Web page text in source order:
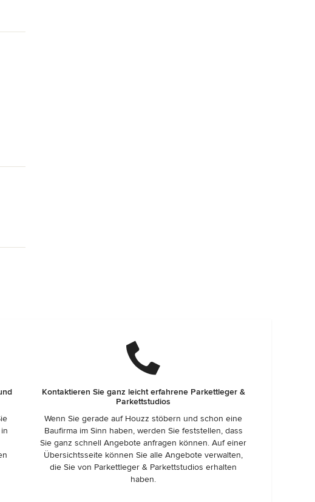
Kontaktieren Sie ganz leicht erfahrene Parkettleger &
Parkettstudios
Wenn Sie gerade auf Houzz stöbern und schon eine
Baufirma im Sinn haben, werden Sie feststellen, dass
Sie ganz schnell Angebote anfragen können. Auf einer
Übersichtsseite können Sie alle Angebote verwalten,
die Sie von Parkettleger & Parkettstudios erhalten
haben.